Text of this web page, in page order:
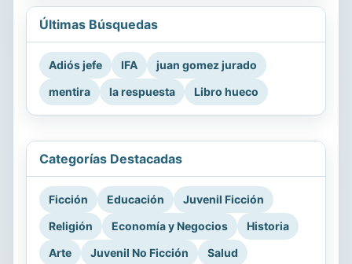
Últimas Búsquedas
Adiós jefe IFA
juan gomez jurado
mentira
la respuesta Libro hueco
Categorías Destacadas
Ficción Educación
Juvenil Ficción
Religión
Economía y Negocios
Historia
Arte
Juvenil No Ficción Salud